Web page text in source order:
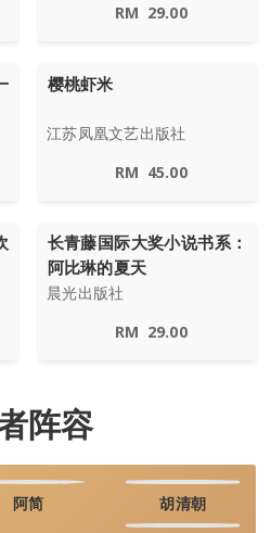
RM 29.00
樱桃虾米
江苏凤凰文艺出版社
RM 45.00
长青藤国际大奖小说书系：
阿比琳的夏天
晨光出版社
RM 29.00
阵容
阿简 胡清朝